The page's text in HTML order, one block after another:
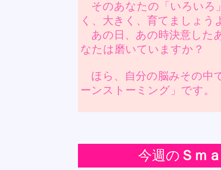
そのあなたの「いろい
く、大きく、育てましょう
あの日、あの時決意した
なたは磨いていますか？
ほら、自分の脳みその中
ーンストーミング」です。
今週の Ｓｍ